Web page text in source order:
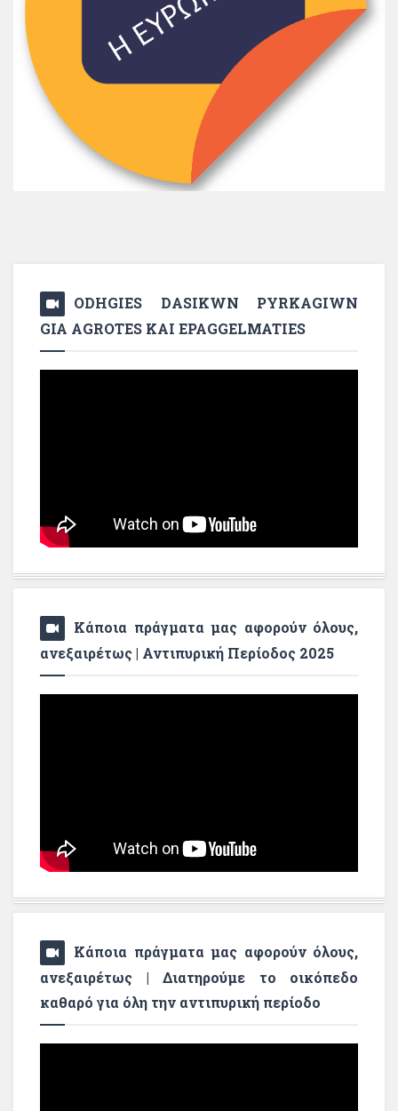
ODHGIES DASIKWN PYRKAGIWN
GIA AGROTES KAI EPAGGELMATIES
Κάποια πράγματα μας αφορούν όλους,
ανεξαιρέτως | Αντιπυρική Περίοδος 2025
Κάποια πράγματα μας αφορούν όλους,
ανεξαιρέτως | Διατηρούμε το οικόπεδο
καθαρό για όλη την αντιπυρική περίοδο